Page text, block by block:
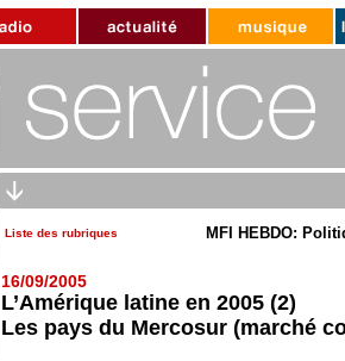
Liste des rubriques MFI HEBDO:
16/09/2005
L’Amérique latine en 2005 (2)
Les pays du Mercosur (marché